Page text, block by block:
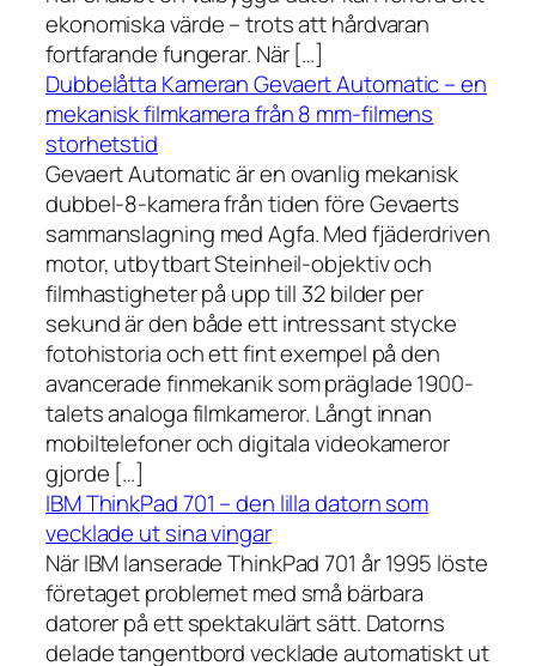
ekonomiska värde – trots att hårdvaran
fortfarande fungerar. När […]
Dubbelåtta Kameran Gevaert Automatic – en
mekanisk filmkamera från 8 mm-filmens
storhetstid
Gevaert Automatic är en ovanlig mekanisk
dubbel-8-kamera från tiden före Gevaerts
sammanslagning med Agfa. Med fjäderdriven
motor, utbytbart Steinheil-objektiv och
filmhastigheter på upp till 32 bilder per
sekund är den både ett intressant stycke
fotohistoria och ett fint exempel på den
avancerade finmekanik som präglade 1900-
talets analoga filmkameror. Långt innan
mobiltelefoner och digitala videokameror
gjorde […]
IBM ThinkPad 701 – den lilla datorn som
vecklade ut sina vingar
När IBM lanserade ThinkPad 701 år 1995 löste
företaget problemet med små bärbara
datorer på ett spektakulärt sätt. Datorns
delade tangentbord vecklade automatiskt ut